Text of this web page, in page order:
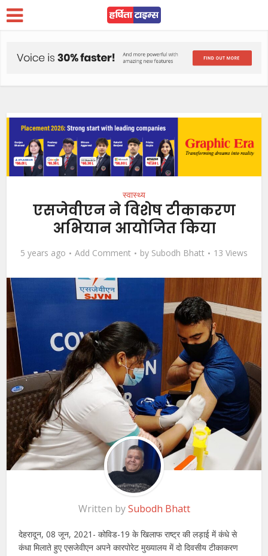
स्वास्थ्य
एसजेवीएन ने विशेष टीकाकरण
अभियान आयोजित किया
5 years ago Add Comment by Subodh Bhatt 13 Views
Written bySubodh Bhatt
देहरादून, 08 जून, 2021- कोविड-19 के खिलाफ राष्ट्र की लड़ाई में कंधे से
कंधा मिलाते हुए एसजेवीएन अपने कारपोरेट मुख्यालय में दो दिवसीय टीकाकरण